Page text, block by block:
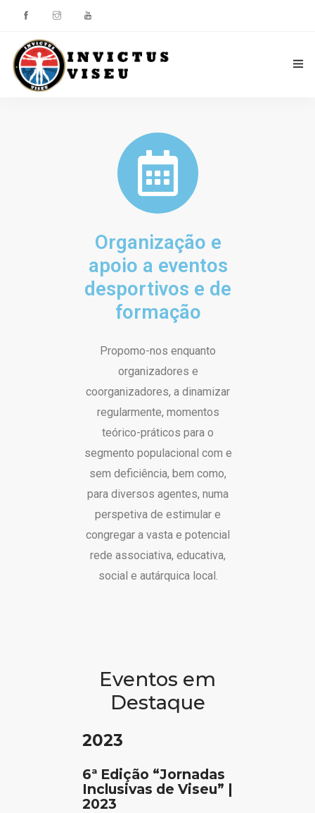
DEPARTAMENTO DA ÉTICA DESPORTIVA
Organização e
apoio a eventos
desportivos e de
formação
Propomo-nos enquanto
organizadores e
coorganizadores, a dinamizar
regularmente, momentos
teórico-práticos para o
segmento populacional com e
sem deficiência, bem como,
para diversos agentes, numa
perspetiva de estimular e
congregar a vasta e potencial
rede associativa, educativa,
social e autárquica local.
Eventos em
Destaque
2023
6ª Edição “Jornadas
Inclusivas de Viseu” |
2023